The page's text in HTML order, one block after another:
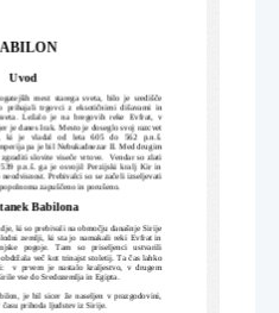
Uvod
mest
  starega   sveta,   bilo   je   središče
prihajali trgovci   z   eksotičnimi   dišavami   in
. Ležalo   je   na bregovih   reke   Evfrat,   v
je danes Irak. Mesto je doseglo svoj razcvet
  ki   je   vladal   od   leta   605   do   562   p.n.š.
pa je bil Nebukadnezar II. Med drugim
slovite viseče vrtove.
Vendar so zlati
p.n.š. ga je osvojil Perzijski kralj Kir in
Prebivalci so se začeli izseljevati
zapuščeno in porušeno.
Babilona
ki so prebivali na območju današnje Sirije
zemlji, ki sta jo namakali reki Evfrat in
pogoje.   Tam   so   priseljenci   ustvarili
več kot trinajst stoletij. Ta čas lahko
v   prvem   je   nastalo   kraljestvo,   v   drugem
vse do Sredozemlja in Egipta.
je bil sicer že naseljen v prazgodovini,
času prihoda ljudstev iz Sirije.